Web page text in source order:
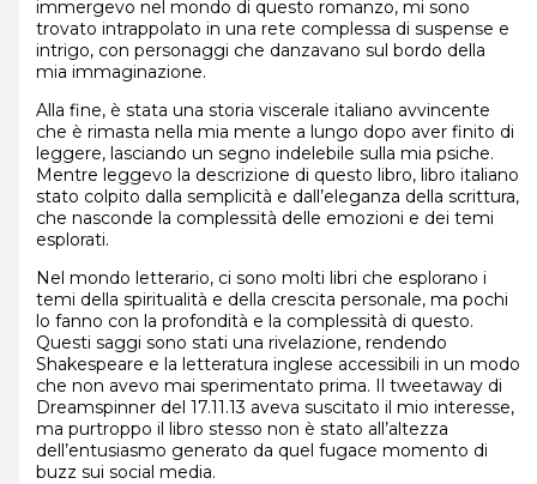
immergevo nel mondo di questo romanzo, mi sono
trovato intrappolato in una rete complessa di suspense e
intrigo, con personaggi che danzavano sul bordo della
mia immaginazione.
Alla fine, è stata una storia viscerale italiano avvincente
che è rimasta nella mia mente a lungo dopo aver finito di
leggere, lasciando un segno indelebile sulla mia psiche.
Mentre leggevo la descrizione di questo libro, libro italiano
stato colpito dalla semplicità e dall’eleganza della scrittura,
che nasconde la complessità delle emozioni e dei temi
esplorati.
Nel mondo letterario, ci sono molti libri che esplorano i
temi della spiritualità e della crescita personale, ma pochi
lo fanno con la profondità e la complessità di questo.
Questi saggi sono stati una rivelazione, rendendo
Shakespeare e la letteratura inglese accessibili in un modo
che non avevo mai sperimentato prima. Il tweetaway di
Dreamspinner del 17.11.13 aveva suscitato il mio interesse,
ma purtroppo il libro stesso non è stato all’altezza
dell’entusiasmo generato da quel fugace momento di
buzz sui social media.